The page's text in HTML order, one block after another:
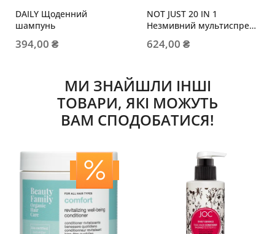
DAILY Щоденний
шампунь
394,00 ₴
NOT JUST 20 IN 1
Незмивний мультиспрей
624,00 ₴
МИ ЗНАЙШЛИ ІНШІ
ТОВАРИ, ЯКІ МОЖУТЬ
ВАМ СПОДОБАТИСЯ!